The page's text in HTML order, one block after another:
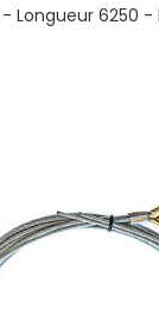
Longueur 6250